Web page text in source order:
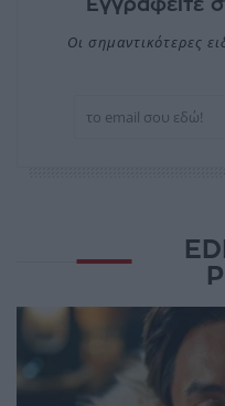
Εγγραφείτε
Οι σημαντικότερες